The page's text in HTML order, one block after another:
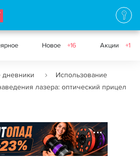
Новое +16 Акции +1
Использование
лазера: оптический прицел